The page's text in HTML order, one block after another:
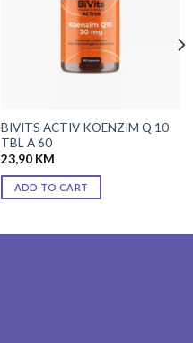
BIVITS ACTIV KOENZIM Q 10
TBL A 60
23,90 KM
ADD TO CART